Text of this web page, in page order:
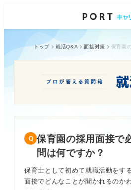
トップ 就活Q&A 面接対策
保育園の採用面接で
問は何ですか？
保育士として初めて就職活動をす
面接でどんなことが聞かれるのか